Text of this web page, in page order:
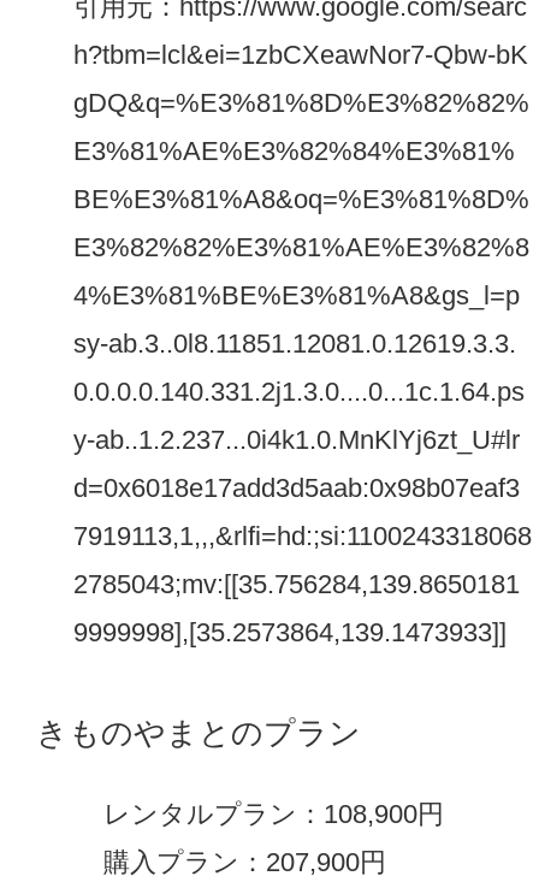
引用元：https://www.google.com/searc
h?tbm=lcl&ei=1zbCXeawNor7-Qbw-bK
gDQ&q=%E3%81%8D%E3%82%82%
E3%81%AE%E3%82%84%E3%81%
BE%E3%81%A8&oq=%E3%81%8D%
E3%82%82%E3%81%AE%E3%82%8
4%E3%81%BE%E3%81%A8&gs_l=p
sy-ab.3..0l8.11851.12081.0.12619.3.3.
0.0.0.0.140.331.2j1.3.0....0...1c.1.64.ps
y-ab..1.2.237...0i4k1.0.MnKlYj6zt_U#lr
d=0x6018e17add3d5aab:0x98b07eaf3
7919113,1,,,&rlfi=hd:;si:1100243318068
2785043;mv:[[35.756284,139.8650181
9999998],[35.2573864,139.1473933]]
きものやまとのプラン
レンタルプラン：108,900円
購入プラン：207,900円